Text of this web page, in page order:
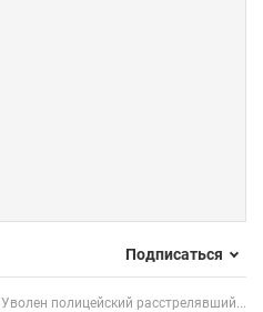
Подписаться
Уволен полицейский расстрелявший...